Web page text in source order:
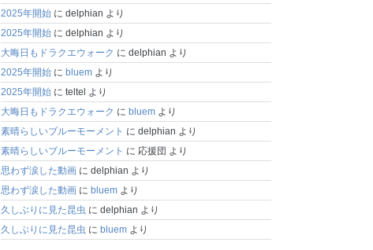
2025年開始に delphian より
2025年開始に delphian より
大晦日もドラクエウォーク に delphian より
2025年開始に bluemより
2025年開始に teltel より
大晦日もドラクエウォーク に bluemより
素晴らしいブルーモーメント に delphian より
素晴らしいブルーモーメント に 応援団 より
思わず涙した動画に delphian より
思わず涙した動画に bluemより
久しぶりに見た昆虫 に delphian より
久しぶりに見た昆虫 に bluemより